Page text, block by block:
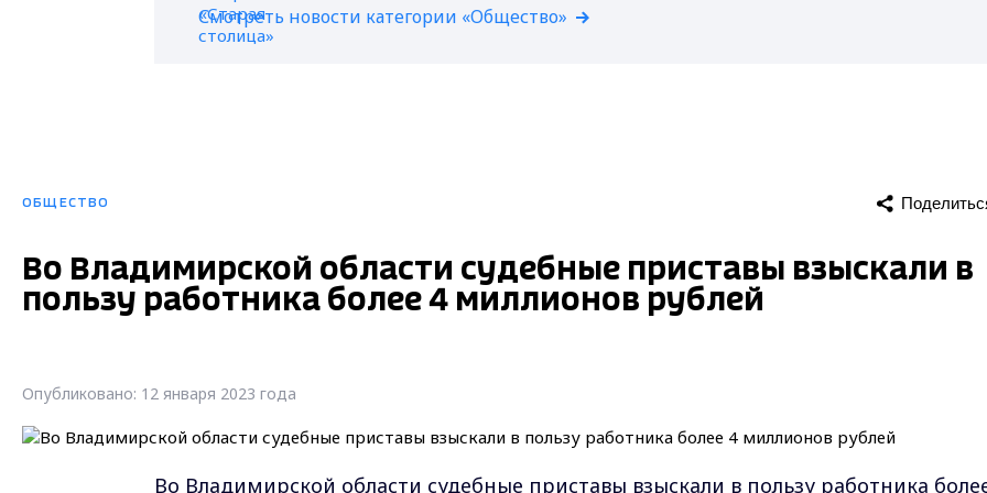
Смотреть новости категории «Общество»
ОБЩЕСТВО
Во Владимирской области судебные приставы взыскали в
пользу работника более 4 миллионов рублей
Опубликовано: 12 января 2023 года
Во Владимирской области судебные приставы взыскали в пользу работника